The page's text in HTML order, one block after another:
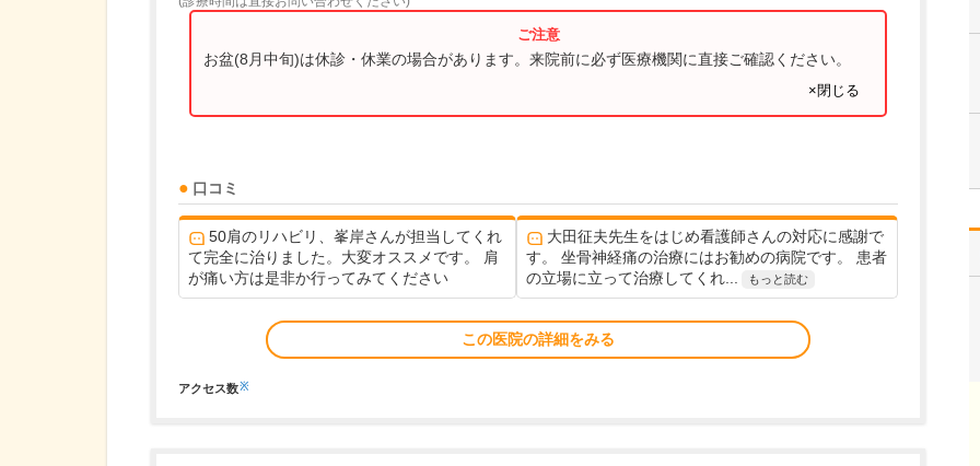
お盆(8月中旬)は休診・休業の場合があります。来院前に必ず医療機関に直接ご確認ください。
×閉じる
口コミ
50肩のリハビリ、峯岸さんが担当してくれ
て完全に治りました。大変オススメです。 肩
が痛い方は是非か行ってみてください
大田征夫先生をはじめ看護師さんの対応に感謝で
す。 坐骨神経痛の治療にはお勧めの病院です。 患者
の立場に立って治療してくれ...
もっと読む
この医院の詳細をみる
アクセス数※